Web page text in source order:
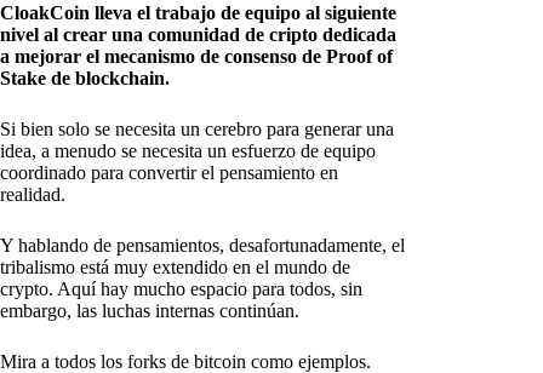
CloakCoin lleva el trabajo de equipo al siguiente
nivel al crear una comunidad de cripto dedicada
a mejorar el mecanismo de consenso de Proof of
Stake de blockchain.
Si bien solo se necesita un cerebro para generar una
idea, a menudo se necesita un esfuerzo de equipo
coordinado para convertir el pensamiento en
realidad.
Y hablando de pensamientos, desafortunadamente, el
tribalismo está muy extendido en el mundo de
crypto. Aquí hay mucho espacio para todos, sin
embargo, las luchas internas continúan.
Mira a todos los forks de bitcoin como ejemplos.